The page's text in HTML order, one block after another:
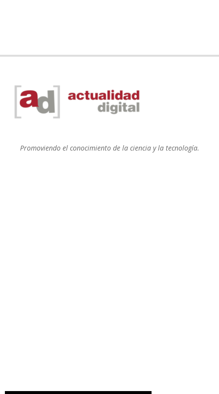
Promoviendo el conocimiento de la ciencia y la tecnología.